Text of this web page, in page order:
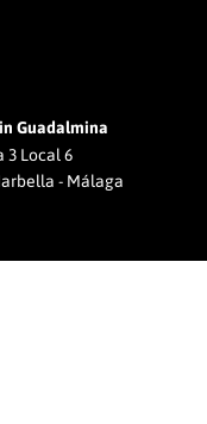
Guadalmina
3 Local 6
- Málaga